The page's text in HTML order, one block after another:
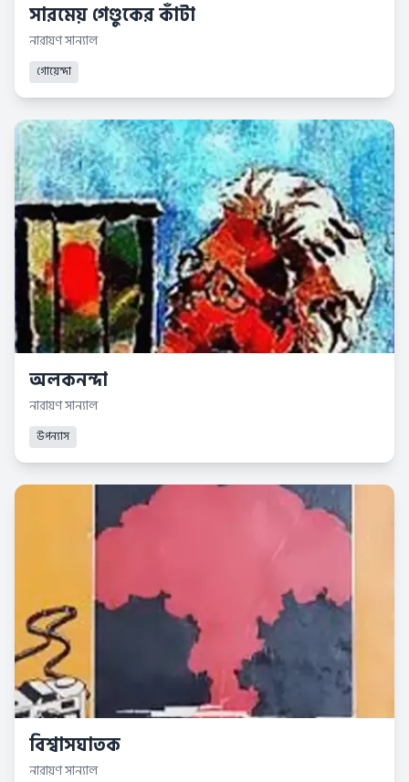
সারমেয় গেণ্ডুকের কাঁটা
নারায়ণ সান্যাল
গোয়েন্দা
অলকনন্দা
নারায়ণ সান্যাল
উপন্যাস
বিশ্বাসঘাতক
নারায়ণ সান্যাল